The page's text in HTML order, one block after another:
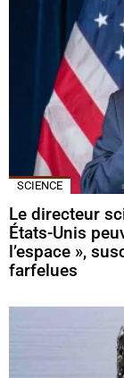
SCIENCE
Le directeur
États-Unis
l’espace »,
farfelues